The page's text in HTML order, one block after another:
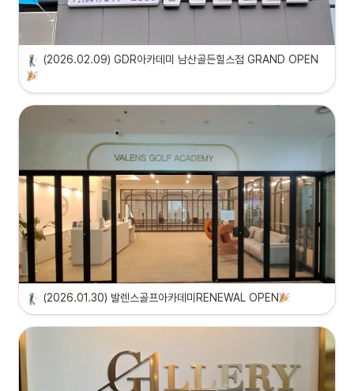
(2026.02.09) GDR아카데미 남산골든힐스점 GRAND OPEN
(2026.01.30) 발렌스골프아카데미RENEWAL OPEN